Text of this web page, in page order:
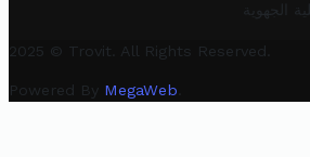
الجهوية
2025 © Trovit. All Rights Reserved.
Powered By MegaWeb